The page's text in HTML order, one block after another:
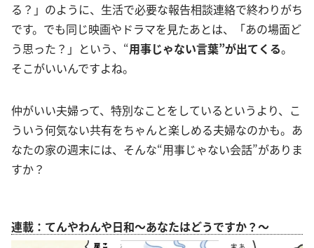
る？」のように、生活で必要な報告相談連絡で終わりがち
です。でも同じ映画やドラマを見たあとは、「あの場面ど
う思った？」という、“用事じゃない言葉”が出てくる。
そこがいいんですよね。
仲がいい夫婦って、特別なことをしているというより、こ
ういう何気ない共有をちゃんと楽しめる夫婦なのかも。あ
なたの家の週末には、そんな“用事じゃない会話”がありま
すか？
連載：てんやわんや日和～あなたはどうですか？～